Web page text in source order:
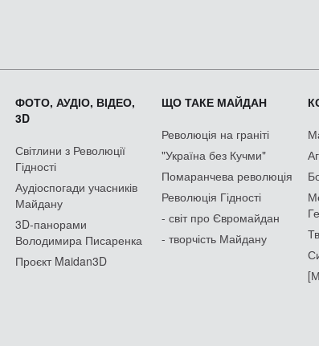
ФОТО, АУДІО, ВІДЕО,
3D
Світлини з Революції
Гідності
Аудіоспогади учасників
Майдану
3D-панорами
Володимира Писаренка
Проєкт Maidan3D
ЩО ТАКЕ МАЙДАН
Революція на граніті
"Україна без Кучми"
Помаранчева революція
Революція Гідності
- світ про Євромайдан
- творчість Майдану